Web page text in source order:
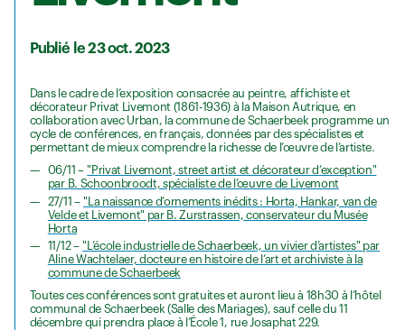
Publié le 23 oct. 2023
Dans le cadre de l’exposition consacrée au peintre, affichiste et
décorateur Privat Livemont (1861-1936) à la Maison Autrique, en
collaboration avec Urban, la commune de Schaerbeek programme un
cycle de conférences, en français, données par des spécialistes et
permettant de mieux comprendre la richesse de l’œuvre de l’artiste.
06/11 –"Privat Livemont, street artist et décorateur d’exception"
par B. Schoonbroodt, spécialiste de l’œuvre de Livemont
27/11 –"La naissance d’ornements inédits : Horta, Hankar, van de
Velde et Livemont" par B. Zurstrassen, conservateur du Musée
Horta
11/12 –"L’école industrielle de Schaerbeek, un vivier d’artistes" par
Aline Wachtelaer, docteure en histoire de l’art et archiviste à la
commune de Schaerbeek
Toutes ces conférences sont gratuites et auront lieu à 18h30 à l’hôtel
communal de Schaerbeek (Salle des Mariages), sauf celle du 11
décembre qui prendra place à l’École 1, rue Josaphat 229.